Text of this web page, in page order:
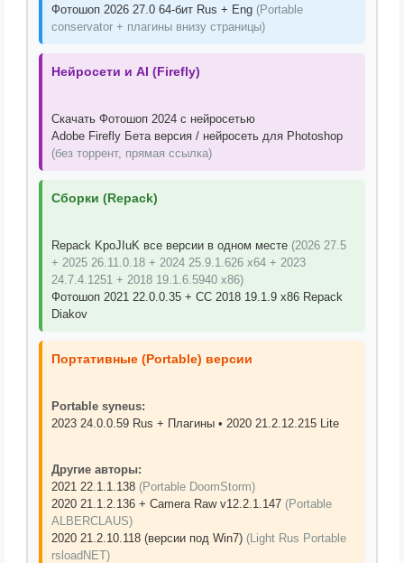
Фотошоп 2026 27.0 64-бит Rus + Eng (Portable
conservator + плагины внизу страницы)
Нейросети и AI (Firefly)
Скачать Фотошоп 2024 с нейросетью
Adobe Firefly Бета версия / нейросеть для Photoshop
(без торрент, прямая ссылка)
Сборки (Repack)
Repack KpoJIuK все версии в одном месте (2026 27.5
+ 2025 26.11.0.18 + 2024 25.9.1.626 x64 + 2023
24.7.4.1251 + 2018 19.1.6.5940 x86)
Фотошоп 2021 22.0.0.35 + CC 2018 19.1.9 x86 Repack
Diakov
Портативные (Portable) версии
Portable syneus:
2023 24.0.0.59 Rus + Плагины • 2020 21.2.12.215 Lite
Другие авторы:
2021 22.1.1.138 (Portable DoomStorm)
2020 21.1.2.136 + Camera Raw v12.2.1.147 (Portable
ALBERCLAUS)
2020 21.2.10.118 (версии под Win7) (Light Rus Portable
rsloadNET)